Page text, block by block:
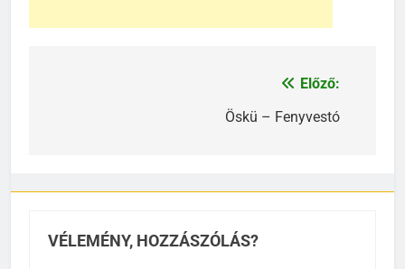
Előző:
Öskü – Fenyvestó
VÉLEMÉNY, HOZZÁSZÓLÁS?